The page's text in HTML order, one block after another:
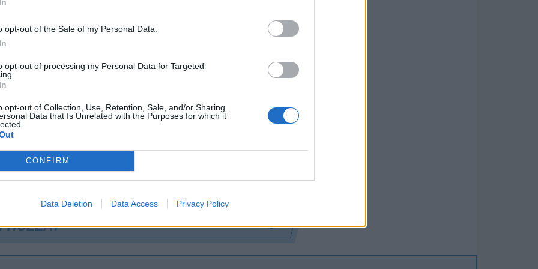
opt-out of the Sale of my Personal Data.
opt-out of processing my Personal Data for Targeted
opt-out of Collection, Use, Retention, Sale, and/or Sharing
Data that Is Unrelated with the Purposes for which it
CONFIRM
Data Deletion Data Access Privacy Policy
TC 0–0
Eskas (norvég)
(18.), illetve Ötvös (11.), O'Dowda (63.), Makreckis (71.)
- Son (Andersson, 74.), Kurtulus, Almeida, Nedjalkov -
Stanic (Csocsev, 64.), Pedro Naressi - Erick Marcus (Bile,
a szünetben), Caio Vidal.
: Dibusz - Raemaekers, Szalai G., Gartenmann - Makreckis
Tóth A., O'Dowda - Kanichowsky (Levi, 80.), Varga B.
(Gruber, 85.).
HOZZÁ!